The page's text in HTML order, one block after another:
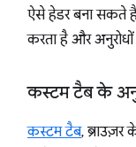
ऐसे हेडर बना सकते
करता है और
कस्टम टैब के
कस्टम टैब,